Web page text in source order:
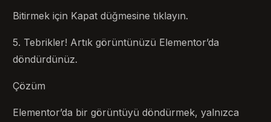
Bitirmek için Kapat düğmesine tıklayın.
5. Tebrikler! Artık görüntünüzü Elementor’da
döndürdünüz.
Çözüm
Elementor’da bir görüntüyü döndürmek, yalnızca